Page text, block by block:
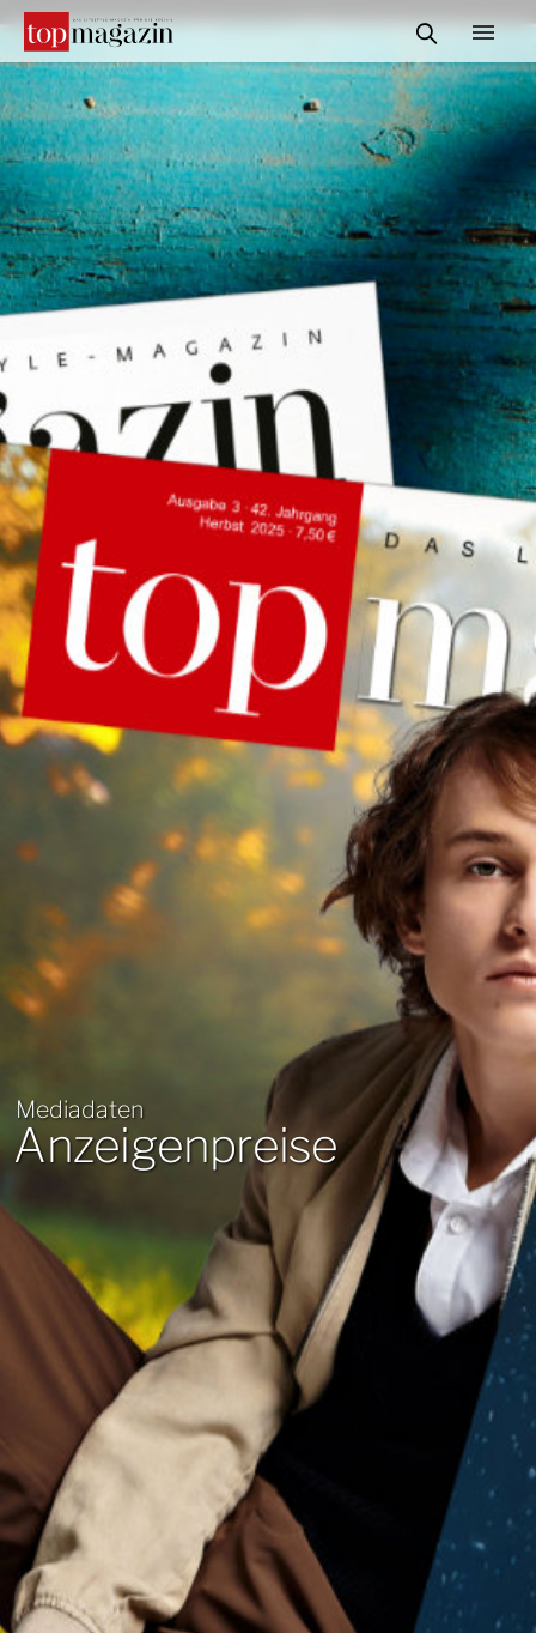
START
REDAKTION
INFORMATIONEN
SERVICE & MEDIADATEN
SUCHE
Mediadaten
Anzeigenpreise